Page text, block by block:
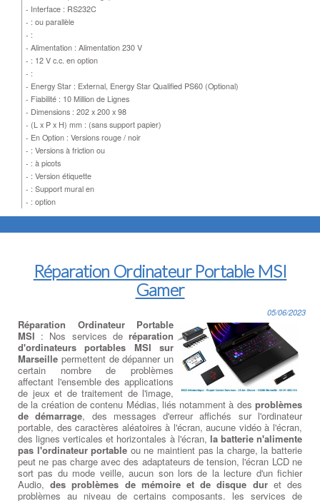
- Interface : RS232C
- : ou parallèle
- :
- Alimentation : Alimentation 230 V
- : 12 V c.c. en option
- :
- Energy Star : External, Energy Star Qualified PS60 (Optional)
- Fiabilité : 10 Million de Lignes
- Dimensions : 202 x 200 x 98
- (L x P x H) mm : (sans support papier)
- En Option : Versions rouge / noir
- : Versions à friction ou
- : à picots
- : Version étiquette
- : Support mural en
- : option
Réparation Ordinateur Portable MSI
Gamer
05/06/2023
Réparation Ordinateur Portable
MSI : Nos services de réparation
d'ordinateurs portables MSI sur
Marseille permettent de dépanner un
certain nombre de problèmes
affectant l'ensemble des applications
de jeux et de traitement de l'image,
de la création de contenu Médias, liés notamment à des problèmes
de démarrage, des messages d'erreur affichés sur l'ordinateur
portable, des caractères aléatoires à l'écran, aucune vidéo à l'écran,
des lignes verticales et horizontales à l'écran, la batterie n'alimente
pas l'ordinateur portable ou ne maintient pas la charge, la batterie
peut ne pas charge avec des adaptateurs de tension, l'écran LCD ne
sort pas du mode veille, aucun son lors de la lecture d'un fichier
Audio,des problèmes de mémoire et de disque duret des
problèmes au niveau de certains composants. les services de